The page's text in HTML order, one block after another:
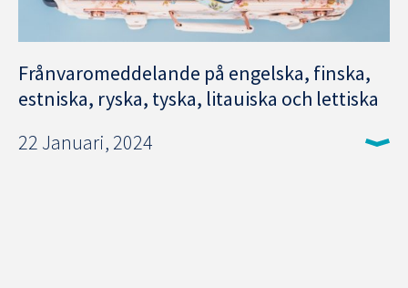
Frånvaromeddelande på engelska, finska,
estniska, ryska, tyska, litauiska och lettiska
22 Januari, 2024